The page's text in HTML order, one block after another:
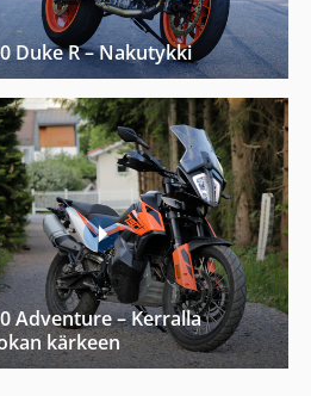
Duke R – Nakutykki
Adventure – Kerralla
kärkeen